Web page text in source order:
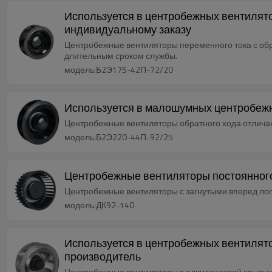
Используется в центробежных
индивидуальному заказу
Центробежные вентиляторы переменного тока с
длительным сроком службы.
модель:Б2Э175-42П-72/20
Используется в малошумных
Центробежные вентиляторы обратного хода
модель:Б2Э220-44П-92/25
Центробежные вентиляторы
Центробежные вентиляторы с загнутыми вперед
модель:ДК92-140
Используется в центробежных
производитель